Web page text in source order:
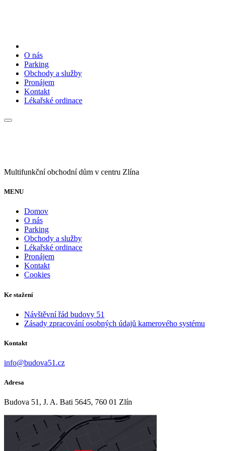
O nás
Parking
Obchody a služby
Pronájem
Kontakt
Lékařské ordinace
Multifunkční obchodní dům v centru Zlína
MENU
Domov
O nás
Parking
Obchody a služby
Lékařské ordinace
Pronájem
Kontakt
Cookies
Ke stažení
Návštěvní řád budovy 51
Zásady zpracování osobných údajů kamerového systému
Kontakt
info@budova51.cz
Adresa
Budova 51, J. A. Bati 5645, 760 01 Zlín